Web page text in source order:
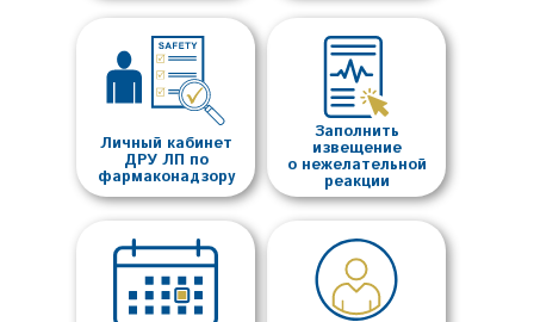
Личный кабинет
ДРУ ЛП по
фармаконадзору
Заполнить
извещение
о нежелательной
реакции